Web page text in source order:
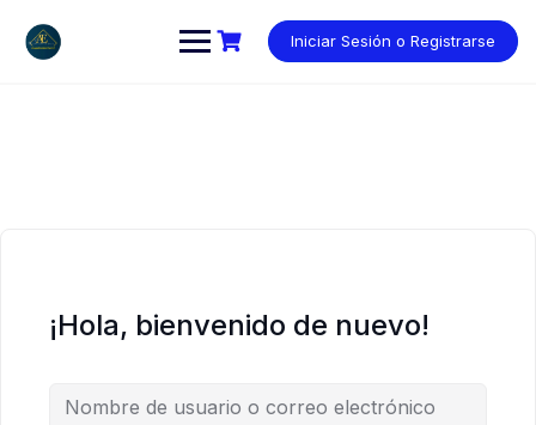
contenido
Iniciar Sesión o Registrarse
¡Hola, bienvenido de nuevo!